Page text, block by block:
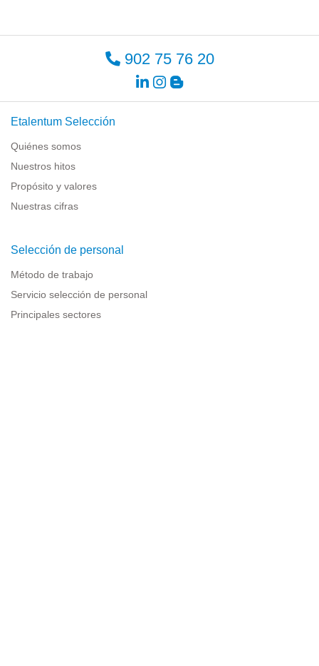
902 75 76 20
Etalentum Selección
Quiénes somos
Nuestros hitos
Propósito y valores
Nuestras cifras
Selección de personal
Método de trabajo
Servicio selección de personal
Principales sectores